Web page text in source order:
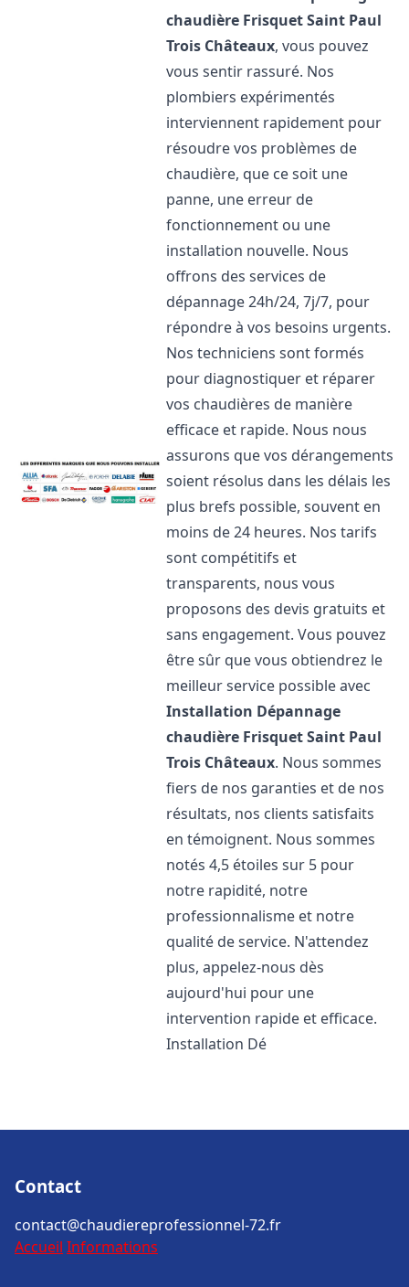
chaudière FrisquetSaint Paul
Trois Châteaux, vous pouvez
vous sentir rassuré. Nos
plombiers expérimentés
interviennent rapidement pour
résoudre vos problèmes de
chaudière, que ce soit une
panne, une erreur de
fonctionnement ou une
installation nouvelle. Nous
offrons des services de
dépannage 24h/24, 7j/7, pour
répondre à vos besoins urgents.
Nos techniciens sont formés
pour diagnostiquer et réparer
vos chaudières de manière
efficace et rapide. Nous nous
assurons que vos dérangements
soient résolus dans les délais les
plus brefs possible, souvent en
moins de 24 heures. Nos tarifs
sont compétitifs et
transparents, nous vous
proposons des devis gratuits et
sans engagement. Vous pouvez
être sûr que vous obtiendrez le
meilleur service possible avec
Installation Dépannage
chaudière FrisquetSaint Paul
Trois Châteaux. Nous sommes
fiers de nos garanties et de nos
résultats, nos clients satisfaits
en témoignent. Nous sommes
notés 4,5 étoiles sur 5 pour
notre rapidité, notre
professionnalisme et notre
qualité de service. N'attendez
plus, appelez-nous dès
aujourd'hui pour une
intervention rapide et efficace.
Installation Dé
Contact
contact@chaudiereprofessionnel-72.fr
Accueil Informations